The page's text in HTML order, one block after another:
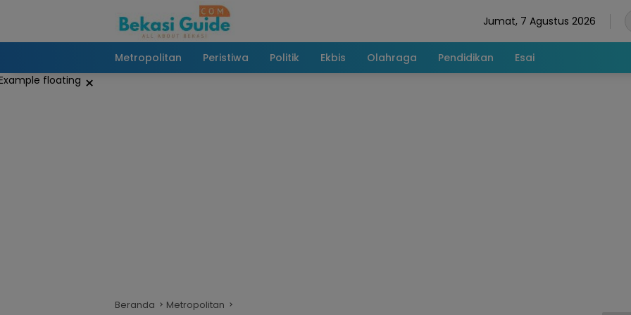
Jumat, 7 Agustus 2026
Metropolitan Peristiwa Politik Ekbis Olahraga Pendidikan Esai
×
Beranda Metropolitan